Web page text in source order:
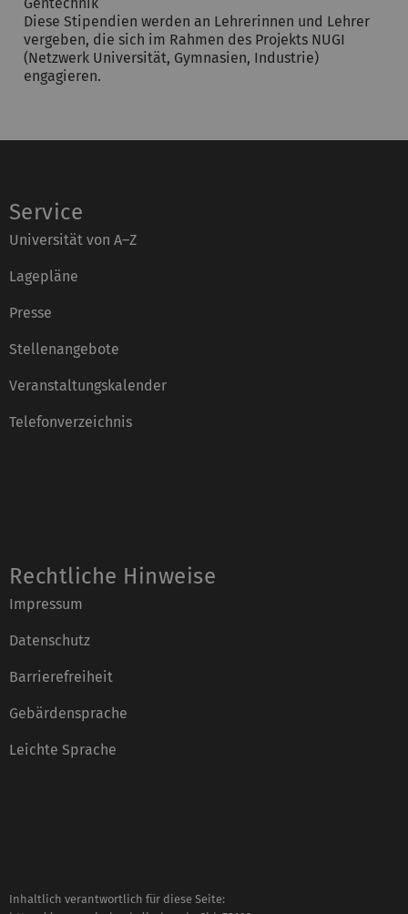
Diese Stipendien werden an Lehrerinnen und Lehrer
vergeben, die sich im Rahmen des Projekts NUGI
(Netzwerk Universität, Gymnasien, Industrie)
engagieren.
Service
Universität von A–Z
Lagepläne
Presse
Stellenangebote
Veranstaltungskalender
Telefonverzeichnis
Rechtliche Hinweise
Impressum
Datenschutz
Barrierefreiheit
Gebärdensprache
Leichte Sprache
Inhaltlich verantwortlich für diese Seite: